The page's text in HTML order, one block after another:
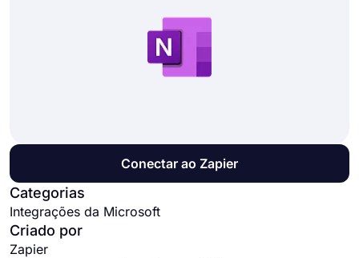
Conectar ao Zapier
Categorias
Integrações da Microsoft
Criado por
Zapier